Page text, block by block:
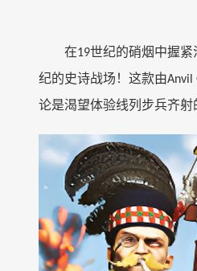
在19世纪的硝烟中握
纪的史诗战场！这款由Anvil
论是渴望体验线列步兵齐